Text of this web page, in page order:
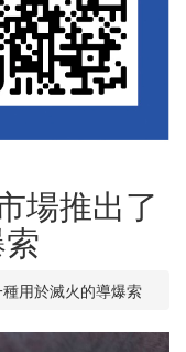
場推出了
用於滅火的導爆索